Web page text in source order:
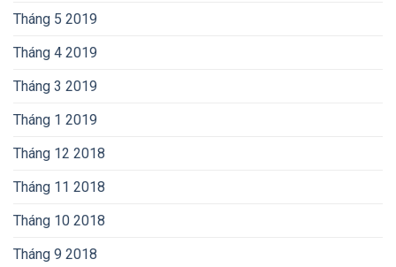
Tháng 5 2019
Tháng 4 2019
Tháng 3 2019
Tháng 1 2019
Tháng 12 2018
Tháng 11 2018
Tháng 10 2018
Tháng 9 2018